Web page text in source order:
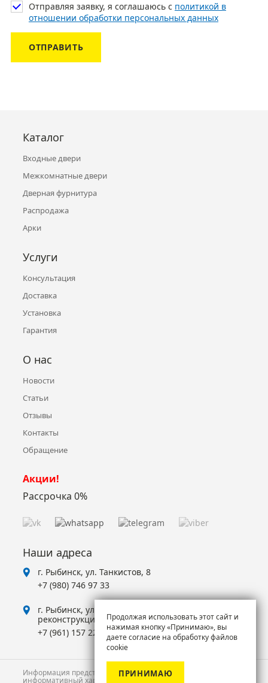
Отправляя заявку, я соглашаюсь с политикой в
отношении обработки персональных данных
ОТПРАВИТЬ
Наши адреса
г. Рыбинск, ул. Танкистов, 8
+7 (980) 746 97 33
г. Рыбинск, ул. Суркова, 2, ТЦ Аксон (Отдел на
реконструкции!)
+7 (961) 157 22 25
Каталог
Входные двери
Межкомнатные двери
Дверная фурнитура
Распродажа
Арки
Услуги
Консультация
Доставка
Установка
Гарантия
О нас
Новости
Статьи
Отзывы
Контакты
Обращение
Акции!
Рассрочка 0%
Информация представленная на сайте имеет
информативный характер и не является публичной офертой.
Продолжая использовать этот сайт и
нажимая кнопку «Принимаю», вы
даете согласие на обработку файлов
cookie
ПРИНИМАЮ